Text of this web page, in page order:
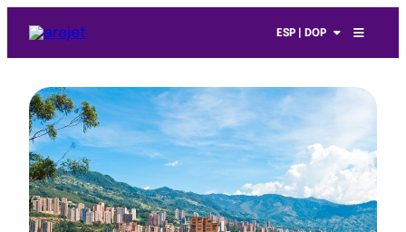
ESP | DOP